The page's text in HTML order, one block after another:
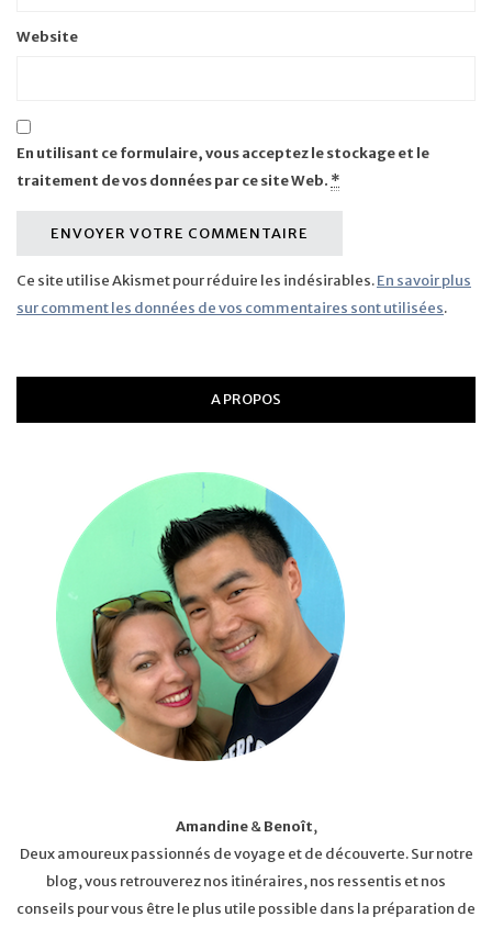
Website
En utilisant ce formulaire, vous acceptez le stockage et le
traitement de vos données par ce site Web. *
Ce site utilise Akismet pour réduire les indésirables.En savoir plus
sur comment les données de vos commentaires sont utilisées.
A PROPOS
Amandine&Benoît,
Deux amoureux passionnés de voyage et de découverte. Sur notre
blog, vous retrouverez nos itinéraires, nos ressentis et nos
conseils pour vous être le plus utile possible dans la préparation de